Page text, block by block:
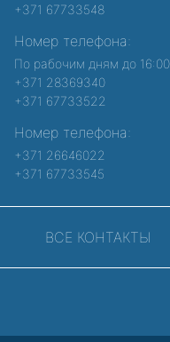
+371 67733548
Номер телефона:
По рабочим дням до 16:00
+371 28369340
+371 67733522
Номер телефона:
+371 26646022
+371 67733545
ВСЕ КОНТАКТЫ